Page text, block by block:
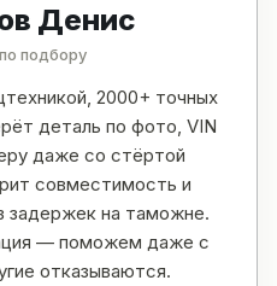
Денис
подбору
2000+ точных
деталь по фото, VIN
даже со стёртой
совместимость и
задержек на таможне.
— поможем даже с
отказываются.